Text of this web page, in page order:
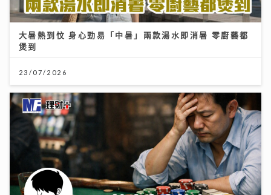
大暑熱到忟 身心勁易「中暑」兩款湯水即消暑 零廚藝都
煲到
23/07/2026